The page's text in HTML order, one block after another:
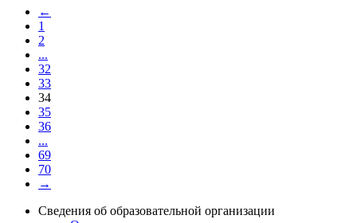
←
1
2
...
32
33
34
35
36
...
69
70
→
Сведения об образовательной организации